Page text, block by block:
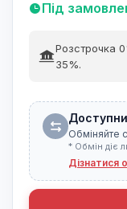
Під
Розстрочка
35%.
Обміняйте
* Обмін діє
Дізнатися